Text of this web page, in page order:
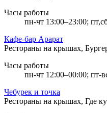
Часы работы
пн-чт 13:00–23:00;
Кафе-бар Арарат
Рестораны на крышах,
Часы работы
пн-чт 12:00–00:00; пт-
Чебурек и точка
Рестораны на крышах, Где